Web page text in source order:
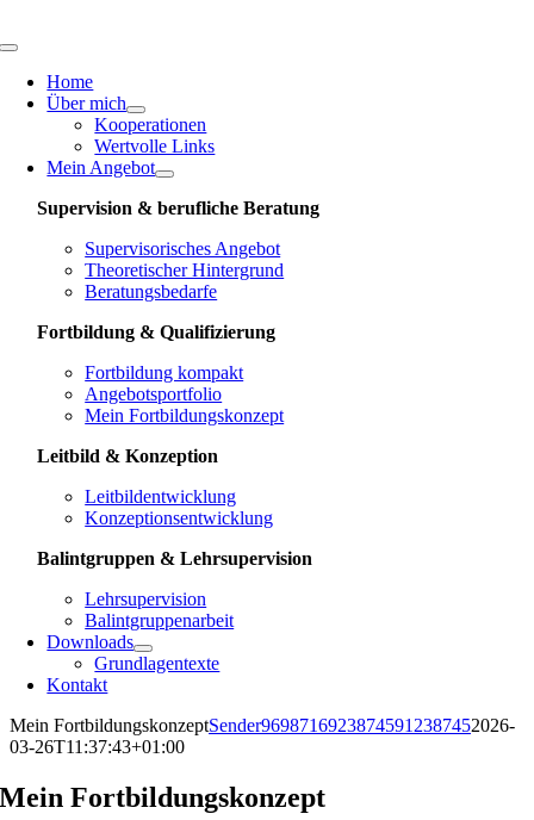
to
Toggle
NavigationHome
Über mich
Kooperationen
Wertvolle Links
Mein Angebot
Supervision & berufliche Beratung
Supervisorisches Angebot
Theoretischer Hintergrund
Beratungsbedarfe
Fortbildung & Qualifizierung
Fortbildung kompakt
Angebotsportfolio
Mein Fortbildungskonzept
Leitbild & Konzeption
Leitbildentwicklung
Konzeptionsentwicklung
Balintgruppen & Lehrsupervision
Lehrsupervision
Balintgruppenarbeit
Downloads
Grundlagentexte
Kontakt
Mein FortbildungskonzeptSender96987169238745912387452026-
03-26T11:37:43+01:00
Mein Fortbildungskonzept